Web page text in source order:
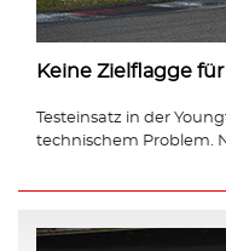
Keine Zielflagge
Testeinsatz in der
technischem Problem.